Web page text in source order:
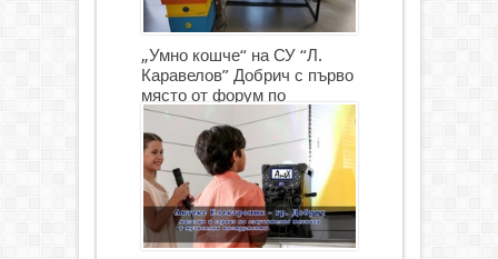
„Умно кошче“ на СУ “Л.
Каравелов” Добрич с първо
място от форум по
роботика